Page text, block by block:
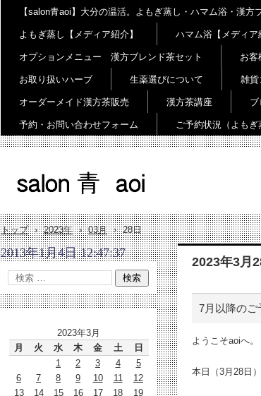
【salon青aoi】大分の温活。よもぎ蒸し・ハマム浴・漢方
よもぎ蒸し【メディア紹介】 ハマム浴【メディア
オプションメニュー 漢方ブレンド茶セット お客
お取り扱いハーブ 生薬選びについて 雑貨
オーダーメイド漢方茶販売 漢方茶講座 ブ
予約・お問い合わせフォーム ご予約状況（よも
トップ › 2023年 › 03月 › 28日
2023年3月
7月以降のご
ようこそaoiへ。
本日（3月28日）
2013年1月4日 12:47:37
2023年3月
月
火 水 木 金 土
日
1
2 3 4
5
6
7 8 9 10 11
12
13
14 15 16 17 18
19